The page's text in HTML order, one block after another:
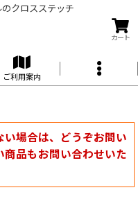
クロスステッチ
カート
ご利用案内
い場合は、どうぞお問い
品もお問い合わせいた